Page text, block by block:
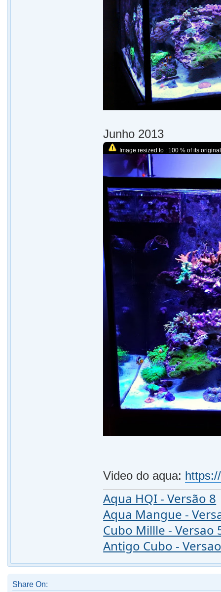
Junho 2013
Image resized to : 100 % of its
Video do aqua:
Aqua HQI - Versão 8
Aqua Mangue -
Cubo Millle - Versao
Antigo Cubo -
Share On: